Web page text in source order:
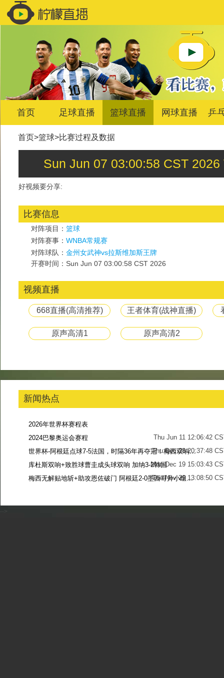
首页 足球直播 篮球直播 网球直播 乒
首页>篮球>比赛过程及数据
Sun Jun 07 03:00:58 CST
好视频要分享:
比赛信息
对阵项目： 篮球
对阵赛事： WNBA常规赛
对阵球队： 金州女武神vs拉斯维加斯王牌
开赛时间：Sun Jun 07 03:00:58 CST 2026
视频直播
668直播(高清推荐) 王者体育(战神直播)
原声高清1 原声高清2
新闻热点
2026年世界杯赛程表
Thu Jun 11 12:06:42
2024巴黎奥运会赛程
Thu Dec 28 20:37:48
世界杯-阿根廷点球7-5法国，时隔36年再夺冠！梅西双响姆巴佩戴帽
Mon Dec 19 15:03:43
库杜斯双响+致胜球曹圭成头球双响 加纳3-2韩国
Tue Nov 29 13:08:50
梅西无解贴地斩+助攻恩佐破门 阿根廷2-0墨西哥升小组第二